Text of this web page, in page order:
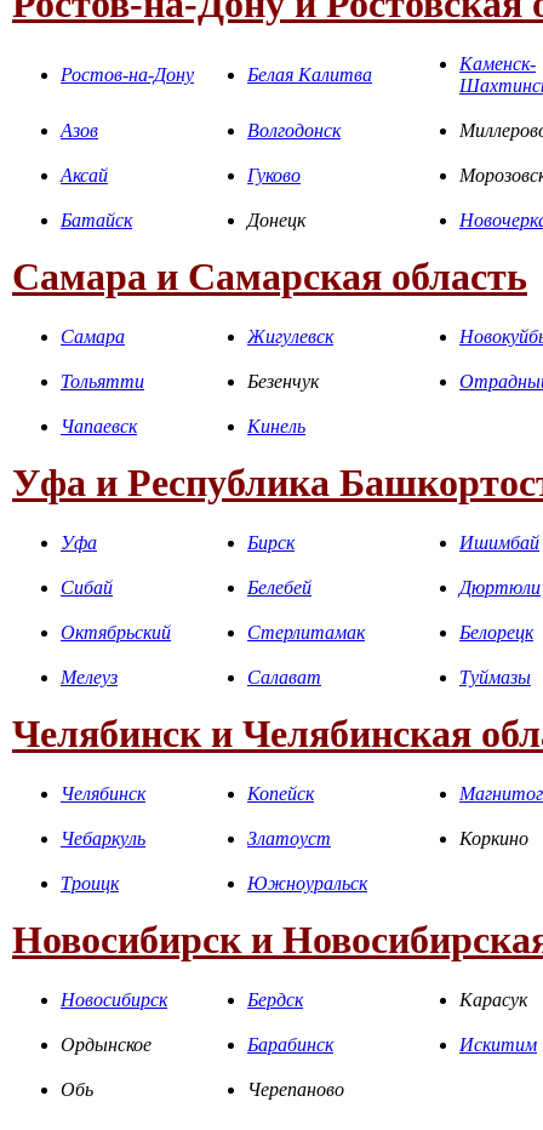
Ростов-на-Дону Белая Калитва
Каменск-
Азов Волгодонск
Аксай Гуково
Батайск Донецк
Самара и Самарская область
Самара Жигулевск
Тольятти Безенчук
Чапаевск Кинель
Уфа и Республика
Уфа Бирск Ишимбай
Сибай Белебей Дюртюли
Октябрьский Стерлитамак Белорецк
Мелеуз Салават Туймазы
Челябинск и Челябинская
Челябинск Копейск
Чебаркуль Златоуст Коркино
Троицк Южноуральск
Новосибирск и
Новосибирск Бердск Карасук
Ордынское Барабинск Искитим
Обь Черепаново